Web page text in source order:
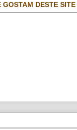
GOSTAM DESTE SITE